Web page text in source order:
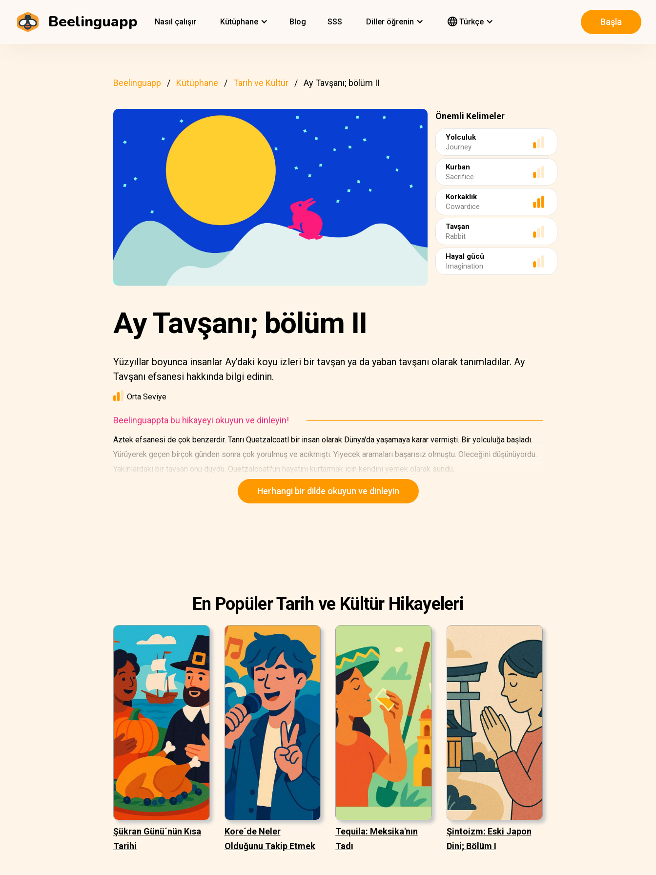
Beelinguapp Nasıl çalışır Kütüphane Blog SSS Diller öğrenin Türkçe Başla
Beelinguapp Kütüphane Tarih ve Kültür Ay Tavşanı; bölüm II
Önemli Kelimeler
Yolculuk
Journey
Kurban
Sacrifice
Korkaklık
Cowardice
Tavşan
Rabbit
Hayal gücü
Imagination
Ay Tavşanı; bölüm II
Yüzyıllar boyunca insanlar Ay’daki koyu izleri bir tavşan ya da yaban tavşanı olarak tanımladılar. Ay
Tavşanı efsanesi hakkında bilgi edinin.
Orta Seviye
Beelinguappta bu hikayeyi okuyun ve dinleyin!
Aztek efsanesi de çok benzerdir. Tanrı Quetzalcoatl bir insan olarak Dünya'da yaşamaya karar vermişti. Bir yolculuğa başladı.
Yürüyerek geçen birçok günden sonra çok yorulmuş ve acıkmıştı. Yiyecek aramaları başarısız olmuştu. Öleceğini düşünüyordu.
Yakınlardaki bir tavşan onu duydu. Quetzalcoatl'un hayatını kurtarmak için kendini yemek olarak sundu.
Herhangi bir dilde okuyun ve dinleyin
En Popüler Tarih ve Kültür Hikayeleri
Şükran Günü´nün Kısa
Tarihi
Kore´de Neler
Olduğunu Takip Etmek
Tequila: Meksika'nın
Tadı
Şintoizm: Eski Japon
Dini; Bölüm I